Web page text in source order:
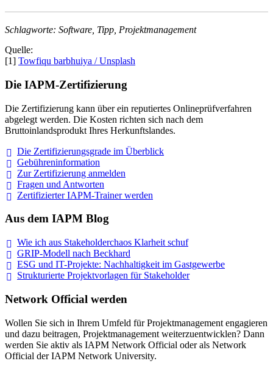
Schlagworte: Software, Tipp, Projektmanagement
Quelle:
[1] Towfiqu barbhuiya / Unsplash
Die IAPM-Zertifizierung
Die Zertifizierung kann über ein reputiertes Onlineprüfverfahren
abgelegt werden. Die Kosten richten sich nach dem
Bruttoinlandsprodukt Ihres Herkunftslandes.
Die Zertifizierungsgrade im Überblick
Gebühreninformation
Zur Zertifizierung anmelden
Fragen und Antworten
Zertifizierter IAPM-Trainerwerden
Aus dem IAPM Blog
Wie ich aus Stakeholderchaos Klarheit schuf
GRIP-Modell nach Beckhard
ESG und IT-Projekte: Nachhaltigkeit im Gastgewerbe
Strukturierte Projektvorlagen für Stakeholder
Network Official werden
Wollen Sie sich in Ihrem Umfeld für Projektmanagement engagieren
und dazu beitragen, Projektmanagement weiterzuentwicklen? Dann
werden Sie aktiv als IAPM Network Official oder als Network
Official der IAPM Network University.